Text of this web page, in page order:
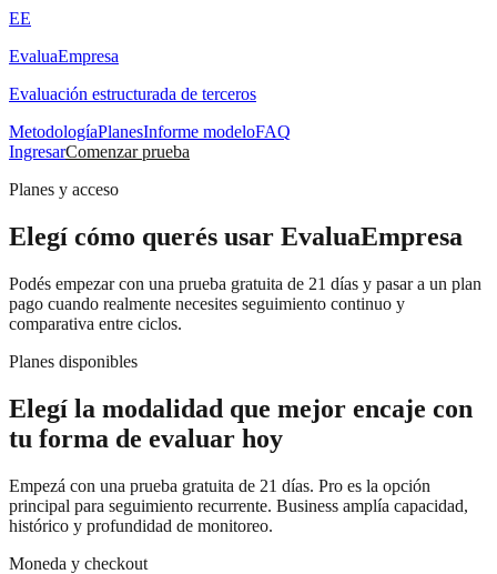
EE
EvaluaEmpresa
Evaluación estructurada de terceros
MetodologíaPlanesInforme modeloFAQ
IngresarComenzar prueba
Planes y acceso
Elegí cómo querés usar EvaluaEmpresa
Podés empezar con una prueba gratuita de 21 días y pasar a un plan
pago cuando realmente necesites seguimiento continuo y
comparativa entre ciclos.
Planes disponibles
Elegí la modalidad que mejor encaje con
tu forma de evaluar hoy
Empezá con una prueba gratuita de 21 días. Pro es la opción
principal para seguimiento recurrente. Business amplía capacidad,
histórico y profundidad de monitoreo.
Moneda y checkout